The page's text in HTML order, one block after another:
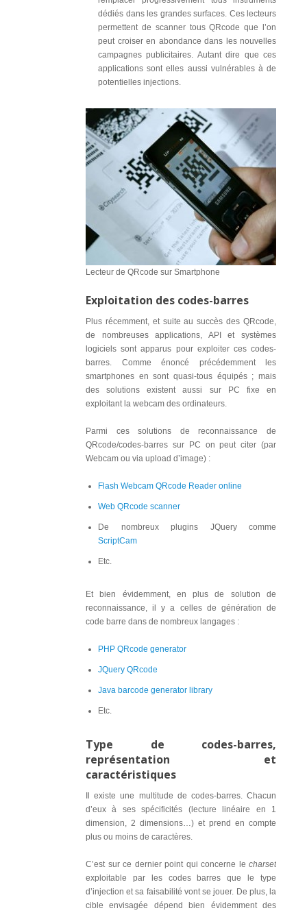
dédiés dans les grandes surfaces. Ces lecteurs
permettent de scanner tous QRcode que l’on
peut croiser en abondance dans les nouvelles
campagnes publicitaires. Autant dire que ces
applications sont elles aussi vulnérables à de
potentielles injections.
Lecteur de QRcode sur Smartphone
Exploitation des codes-barres
Plus récemment, et suite au succès des QRcode,
de nombreuses applications, API et systèmes
logiciels sont apparus pour exploiter ces codes-
barres. Comme énoncé précédemment les
smartphones en sont quasi-tous équipés ; mais
des solutions existent aussi sur PC fixe en
exploitant la webcam des ordinateurs.
Parmi ces solutions de reconnaissance de
QRcode/codes-barres sur PC on peut citer (par
Webcam ou via upload d’image) :
Flash Webcam QRcode Reader online
Web QRcode scanner
De nombreux plugins JQuery comme
ScriptCam
Etc.
Et bien évidemment, en plus de solution de
reconnaissance, il y a celles de génération de
code barre dans de nombreux langages :
PHP QRcode generator
JQuery QRcode
Java barcode generator library
Etc.
Type de codes-barres,
représentation et
caractéristiques
Il existe une multitude de codes-barres. Chacun
d’eux à ses spécificités (lecture linéaire en 1
dimension, 2 dimensions…) et prend en compte
plus ou moins de caractères.
C’est sur ce dernier point qui concerne le charset
exploitable par les codes barres que le type
d’injection et sa faisabilité vont se jouer. De plus, la
cible envisagée dépend bien évidemment des